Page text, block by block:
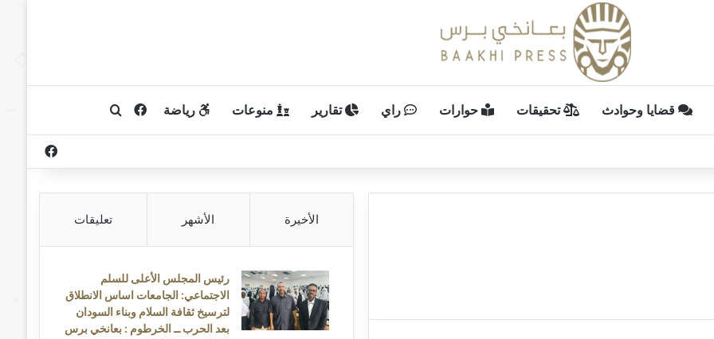
قضايا وحوادث تحقيقات حوارات راي تقارير منوعات رياضة فيسبوكبحث عن
الأخيرة الأشهر تعليقات
رئيس المجلس الأعلى للسلم
الاجتماعي: الجامعات اساس الانطلاق
لترسيخ ثقافة السلام وبناء السودان
بعد الحرب ــ الخرطوم : بعانخي برس